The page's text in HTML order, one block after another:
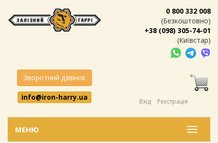
0 800 332 008
(Безкоштовно)
+38 (098) 305-74-01
(Київстар)
Зворотний дзвінок
info@iron-harry.ua
Вхід Реєстрація
Меню
МЕНЮ